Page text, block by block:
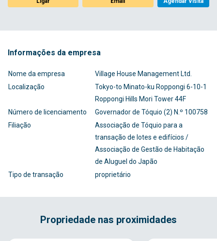
Informações da empresa
Nome da empresa
Village House Management Ltd.
Localização
Tokyo-to Minato-ku Roppongi 6-10-1
Roppongi Hills Mori Tower 44F
Número de licenciamento
Governador de Tóquio (2) N.º 100758
Filiação
Associação de Tóquio para a
transação de lotes e edifícios /
Associação de Gestão de Habitação
de Aluguel do Japão
Tipo de transação
proprietário
Propriedade nas proximidades